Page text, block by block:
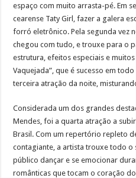
espaço com muito arrasta-pé. Em
cearense Taty Girl, fazer a galera
forró eletrônico. Pela segunda vez
chegou com tudo, e trouxe para o
estrutura, efeitos especiais e
Vaquejada”, que é sucesso em
terceira atração da noite,
Considerada um dos grandes
Mendes, foi a quarta atração a
Brasil. Com um repertório repleto
contagiante, a artista trouxe todo o
público dançar e se emocionar
românticas que tocam o coração